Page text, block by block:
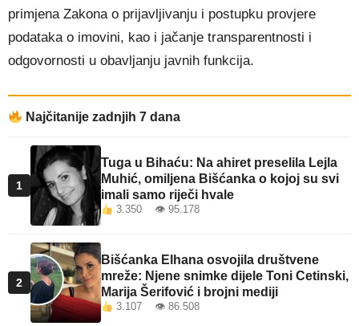
primjena Zakona o prijavljivanju i postupku provjere
podataka o imovini, kao i jačanje transparentnosti i
odgovornosti u obavljanju javnih funkcija.
Najčitanije zadnjih 7 dana
1
Tuga u Bihaću: Na ahiret preselila Lejla
Muhić, omiljena Bišćanka o kojoj su svi
imali samo riječi hvale
3.350 👁 95.178
2
Bišćanka Elhana osvojila društvene
mreže: Njene snimke dijele Toni Cetinski,
Marija Šerifović i brojni mediji
3.107 👁 86.508